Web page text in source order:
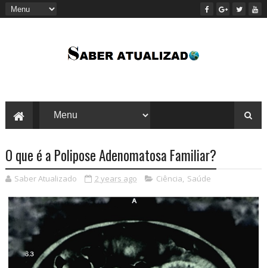
O que é a Polipose Adenomatosa Familiar?
Saber Atualizado 2 years ago Ciência, Saúde